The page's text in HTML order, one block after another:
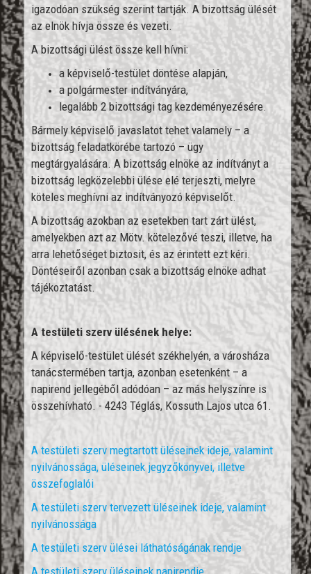
igazodóan szükség szerint tartják. A bizottság ülését
az elnök hívja össze és vezeti.
A bizottsági ülést össze kell hívni:
a képviselő-testület döntése alapján,
a polgármester indítványára,
legalább 2 bizottsági tag kezdeményezésére.
Bármely képviselő javaslatot tehet valamely – a
bizottság feladatkörébe tartozó – ügy
megtárgyalására. A bizottság elnöke az indítványt a
bizottság legközelebbi ülése elé terjeszti, melyre
köteles meghívni az indítványozó képviselőt.
A bizottság azokban az esetekben tart zárt ülést,
amelyekben azt az Mötv. kötelezővé teszi, illetve, ha
arra lehetőséget biztosit, és az érintett ezt kéri.
Döntéseiről azonban csak a bizottság elnöke adhat
tájékoztatást.
A testületi szerv ülésének helye:
A képviselő-testület ülését székhelyén, a városháza
tanácstermében tartja, azonban esetenként – a
napirend jellegéből adódóan – az más helyszínre is
összehívható. - 4243 Téglás, Kossuth Lajos utca 61.
A testületi szerv megtartott üléseinek ideje, valamint
nyilvánossága, üléseinek jegyzőkönyvei, illetve
összefoglalói
A testületi szerv tervezett üléseinek ideje, valamint
nyilvánossága
A testületi szerv ülései láthatóságának rendje
A testületi szerv üléseinek napirendje